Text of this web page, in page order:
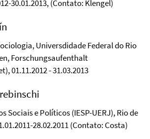
30.01.2013, (Contato: Klengel)
Universdidade Federal do Rio
Forschungsaufenthalt
01.11.2012 - 31.03.2013
Sociais e Políticos (IESP-UERJ), Rio de
28.02.2011 (Contato: Costa)